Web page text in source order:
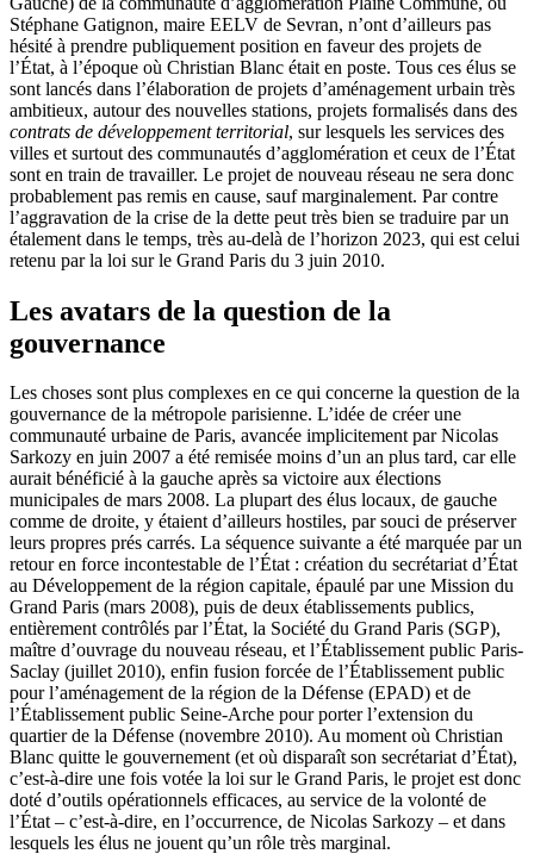
Stéphane Gatignon, maire EELV de Sevran, n’ont d’ailleurs pas
hésité à prendre publiquement position en faveur des projets de
l’État, à l’époque où Christian Blanc était en poste. Tous ces élus se
sont lancés dans l’élaboration de projets d’aménagement urbain très
ambitieux, autour des nouvelles stations, projets formalisés dans des
contrats de développement territorial, sur lesquels les services des
villes et surtout des communautés d’agglomération et ceux de l’État
sont en train de travailler. Le projet de nouveau réseau ne sera donc
probablement pas remis en cause, sauf marginalement. Par contre
l’aggravation de la crise de la dette peut très bien se traduire par un
étalement dans le temps, très au-delà de l’horizon 2023, qui est celui
retenu par la loi sur le Grand Paris du 3 juin 2010.
Les avatars de la question de la
gouvernance
Les choses sont plus complexes en ce qui concerne la question de la
gouvernance de la métropole parisienne. L’idée de créer une
communauté urbaine de Paris, avancée implicitement par Nicolas
Sarkozy en juin 2007 a été remisée moins d’un an plus tard, car elle
aurait bénéficié à la gauche après sa victoire aux élections
municipales de mars 2008. La plupart des élus locaux, de gauche
comme de droite, y étaient d’ailleurs hostiles, par souci de préserver
leurs propres prés carrés. La séquence suivante a été marquée par un
retour en force incontestable de l’État : création du secrétariat d’État
au Développement de la région capitale, épaulé par une Mission du
Grand Paris (mars 2008), puis de deux établissements publics,
entièrement contrôlés par l’État, la Société du Grand Paris (SGP),
maître d’ouvrage du nouveau réseau, et l’Établissement public Paris-
Saclay (juillet 2010), enfin fusion forcée de l’Établissement public
pour l’aménagement de la région de la Défense (EPAD) et de
l’Établissement public Seine-Arche pour porter l’extension du
quartier de la Défense (novembre 2010). Au moment où Christian
Blanc quitte le gouvernement (et où disparaît son secrétariat d’État),
c’est-à-dire une fois votée la loi sur le Grand Paris, le projet est donc
doté d’outils opérationnels efficaces, au service de la volonté de
l’État – c’est-à-dire, en l’occurrence, de Nicolas Sarkozy – et dans
lesquels les élus ne jouent qu’un rôle très marginal.